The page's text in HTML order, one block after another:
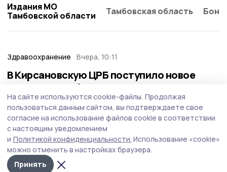
Издания МО
Тамбовской области
Тамбовская область
Здравоохранение Вчера, 10:11
В Кирсановскую ЦРБ поступило новое
акушерское оборудование
Для оказания помощи роженицам и новорождённым в
учреждение доставили цифровую систему
видеокольпоскопии, гистероскоп гибкий
оптоволоконный, аппарат наркозно-дыхательный,
стерилизатор паровой, электрохирургический аппарат.
На сайте используются cookie-файлы. Продолжая
пользоваться данным сайтом, вы подтверждаете свое
согласие на использование файлов cookie в соответствии
с настоящим уведомлением
и Политикой конфиденциальности. Использование «cookie»
можно отменить в настройках браузера.
Принять